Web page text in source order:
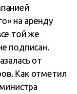
на аренду
той же
подписан.
от
Как отметил